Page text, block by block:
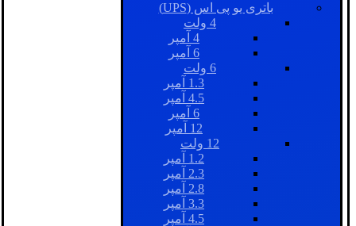
باتری یو پی اس (UPS)
4 ولت
4 آمپر
6 آمپر
6 ولت
1.3 آمپر
4.5 آمپر
6 آمپر
12 آمپر
12 ولت
1.2 آمپر
2.3 آمپر
2.8 آمپر
3.3 آمپر
4.5 آمپر